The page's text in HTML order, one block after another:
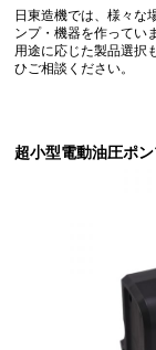
日東造機では、様々な
ンプ・機器を作ってい
用途に応じた製品選択
ひご相談ください。
超小型電動油圧ポ